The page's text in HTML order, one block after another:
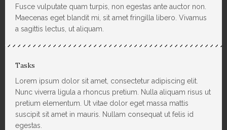
Fusce vulputate quam turpis, non egestas ante auctor non.
Maecenas eget blandit mi, sit amet fringilla libero. Vivamus
a sagittis lectus, ut aliquam.
Tasks
Lorem ipsum dolor sit amet, consectetur adipiscing elit.
Nunc viverra ligula a rhoncus pretium. Nulla aliquam risus ut
pretium elementum. Ut vitae dolor eget massa mattis
suscipit sit amet in mauris. Nullam consequat ut felis id
egestas.